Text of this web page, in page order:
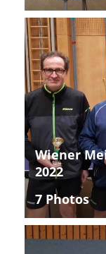
Wiener
2022
7 Photos